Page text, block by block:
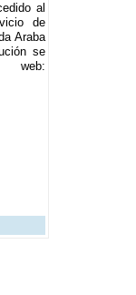
al
de
Araba
se
web: